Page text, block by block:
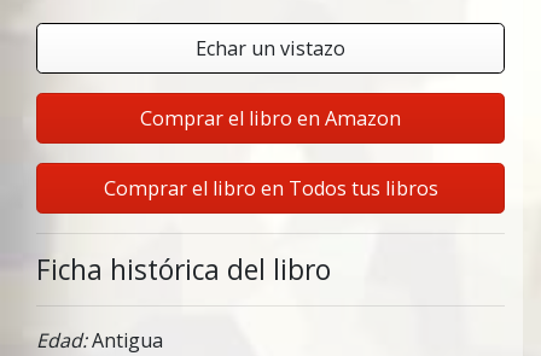
Echar un vistazo
Comprar el libro en Amazon
Comprar el libro en Todos tus libros
Ficha histórica del libro
Edad:Antigua